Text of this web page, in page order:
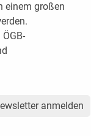
einem großen
anmelden